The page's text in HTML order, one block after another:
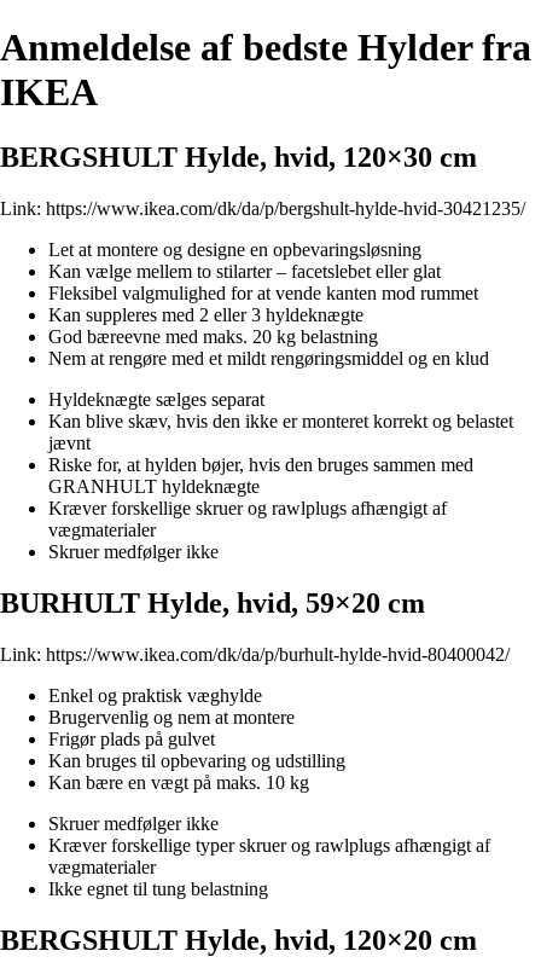
Anmeldelse af bedste Hylder fra
IKEA
BERGSHULT Hylde, hvid, 120×30 cm
Link: https://www.ikea.com/dk/da/p/bergshult-hylde-hvid-30421235/
Let at montere og designe en opbevaringsløsning
Kan vælge mellem to stilarter – facetslebet eller glat
Fleksibel valgmulighed for at vende kanten mod rummet
Kan suppleres med 2 eller 3 hyldeknægte
God bæreevne med maks. 20 kg belastning
Nem at rengøre med et mildt rengøringsmiddel og en klud
Hyldeknægte sælges separat
Kan blive skæv, hvis den ikke er monteret korrekt og belastet
jævnt
Riske for, at hylden bøjer, hvis den bruges sammen med
GRANHULT hyldeknægte
Kræver forskellige skruer og rawlplugs afhængigt af
vægmaterialer
Skruer medfølger ikke
BURHULT Hylde, hvid, 59×20 cm
Link: https://www.ikea.com/dk/da/p/burhult-hylde-hvid-80400042/
Enkel og praktisk væghylde
Brugervenlig og nem at montere
Frigør plads på gulvet
Kan bruges til opbevaring og udstilling
Kan bære en vægt på maks. 10 kg
Skruer medfølger ikke
Kræver forskellige typer skruer og rawlplugs afhængigt af
vægmaterialer
Ikke egnet til tung belastning
BERGSHULT Hylde, hvid, 120×20 cm